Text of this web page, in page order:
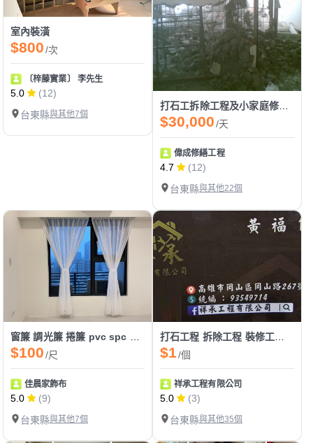
室內裝潢
$800/次
〔梓藤實業〕 李先生
5.0
(12)
台東縣與其他7個
打石工拆除工程及小家庭修改拆除
$30,000/天
偉成修繕工程
4.7
(12)
台東縣與其他22個
$100/尺
佳晨家飾布
5.0
(9)
台東縣與其他7個
打石工程 拆除工程 裝修工程 油漆工程 木地板 塑膠地板 統包工程
$1/個
祥承工程有限公司
5.0
(3)
台東縣與其他35個